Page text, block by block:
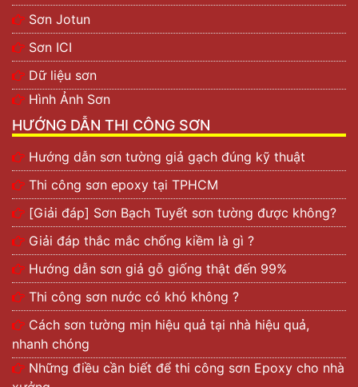
Sơn Jotun
Sơn ICI
Dữ liệu sơn
Hình Ảnh Sơn
HƯỚNG DẪN THI CÔNG SƠN
Hướng dẫn sơn tường giả gạch đúng kỹ thuật
Thi công sơn epoxy tại TPHCM
[Giải đáp] Sơn Bạch Tuyết sơn tường được không?
Giải đáp thắc mắc chống kiềm là gì ?
Hướng dẫn sơn giả gỗ giống thật đến 99%
Thi công sơn nước có khó không ?
Cách sơn tường mịn hiệu quả tại nhà hiệu quả,
nhanh chóng
Những điều cần biết để thi công sơn Epoxy cho nhà